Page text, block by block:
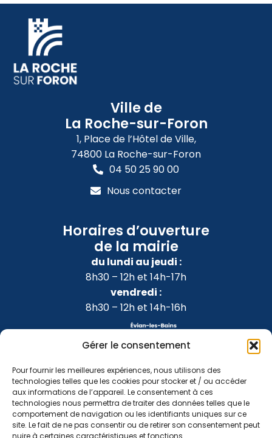
Gérer le consentement
Pour fournir les meilleures expériences, nous utilisons des
technologies telles que les cookies pour stocker et / ou accéder
aux informations de l’appareil. Le consentement à ces
technologies nous permettra de traiter des données telles que le
comportement de navigation ou les identifiants uniques sur ce
site. Le fait de ne pas consentir ou de retirer son consentement peut
nuire à certaines caractéristiques et fonctions.
Ville de
La Roche-sur-Foron
1, Place de l’Hôtel de Ville,
74800 La Roche-sur-Foron
04 50 25 90 00
Nous contacter
Horaires d’ouverture
de la mairie
du lundi au jeudi :
8h30 – 12h et 14h-17h
vendredi :
8h30 – 12h et 14h-16h